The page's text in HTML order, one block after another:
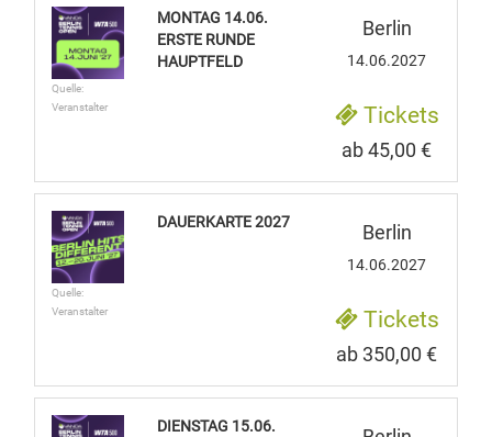
Quelle:
Veranstalter
MONTAG 14.06.
ERSTE RUNDE
HAUPTFELD
Berlin
14.06.2027
Tickets
ab 45,00 €
Quelle:
Veranstalter
DAUERKARTE 2027 Berlin
14.06.2027
Tickets
ab 350,00 €
DIENSTAG 15.06.